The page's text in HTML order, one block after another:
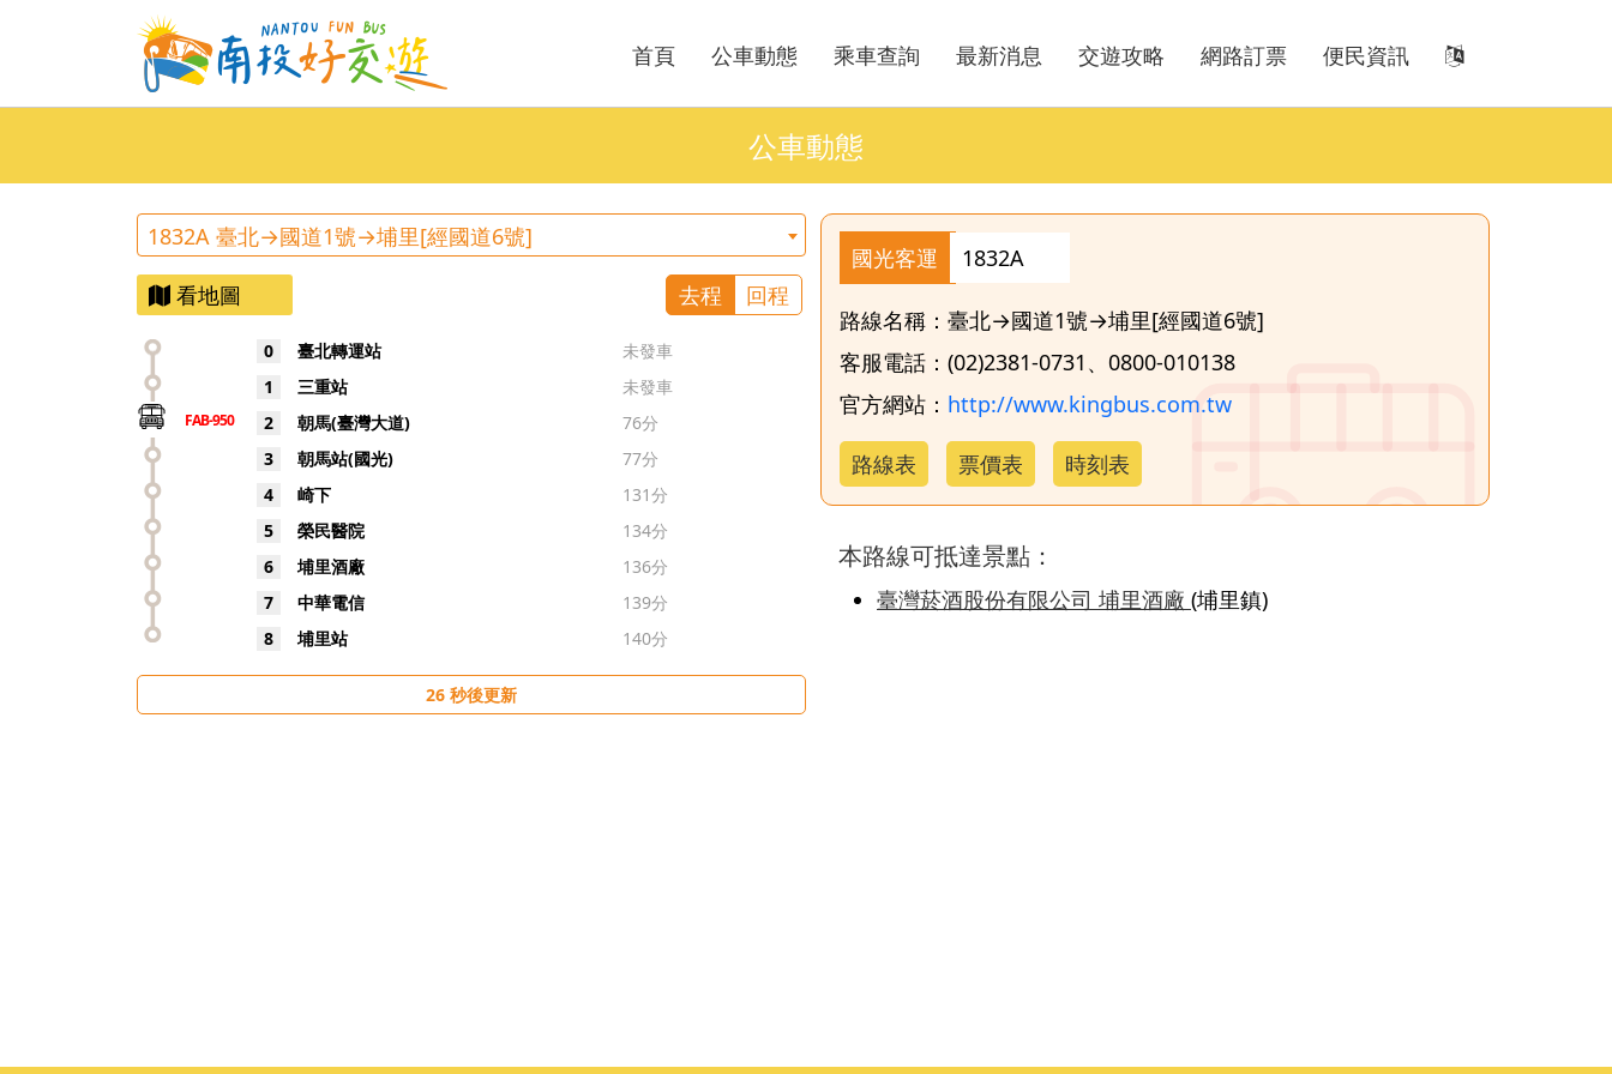
首頁 公車動態 乘車查詢 最新消息 交遊攻略 網路訂票 便民資訊
公車動態
1832A 臺北→國道1號→埔里[經國道6號]
看地圖 去程 回程
0 臺北轉運站
未發車
1
三重站 未發車
FAB-950 2 朝馬(臺灣大道)
76分
3
朝馬站(國光)
77分
4
崎下
131分
5
榮民醫院
134分
6
埔里酒廠
136分
7
中華電信
139分
8
埔里站 140分
26 秒後更新
國光客運 1832A
路線名稱：臺北→國道1號→埔里[經國道6號]
客服電話：(02)2381-0731、0800-010138
官方網站： http://www.kingbus.com.tw
路線表 票價表 時刻表
本路線可抵達景點：
臺灣菸酒股份有限公司 埔里酒廠 (埔里鎮)